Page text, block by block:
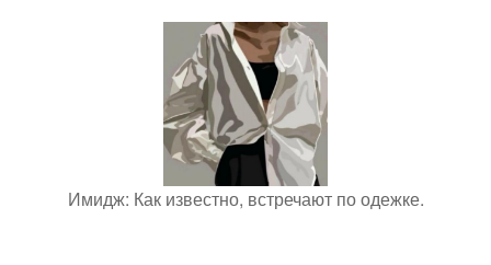
Имидж: Как известно, встречают по одежке.